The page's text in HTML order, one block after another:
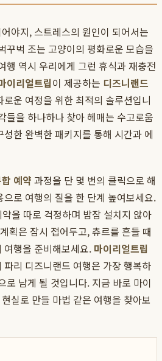
야지, 스트레스의 원인이 되어서는
꾸벅 조는 고양이의 평화로운 모습을
행 역시 우리에게 그런 휴식과 재충전
이리얼트립이 제공하는 디즈니랜드
로운 여정을 위한 최적의 솔루션입니
들을 하나하나 찾아 헤매는 수고로움
한 완벽한 패키지를 통해 시간과 에
예약 과정을 단 몇 번의 클릭으로 해
로 여행의 질을 한 단계 높여보세요.
을 따로 걱정하며 밤잠 설치지 않아
획은 잠시 접어두고, 츄르를 흔들 때
여행을 준비해보세요. 마이리얼트립
리 디즈니랜드 여행은 가장 행복하
로 남게 될 것입니다. 지금 바로 마이
실로 만들 마법 같은 여행을 찾아보